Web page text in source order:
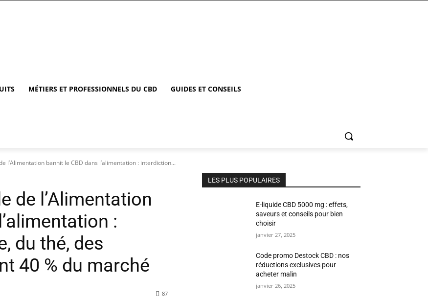
MÉTIERS ET PROFESSIONNELS DU CBD GUIDES ET CONSEILS
l’Alimentation bannit le CBD dans l’alimentation : interdiction...
de l’Alimentation
:
du thé, des
40 % du marché
87
LES PLUS POPULAIRES
E-liquide CBD 5000 mg : effets,
saveurs et conseils pour bien
choisir
janvier 27, 2025
Code promo Destock CBD : nos
réductions exclusives pour
acheter malin
janvier 26, 2025